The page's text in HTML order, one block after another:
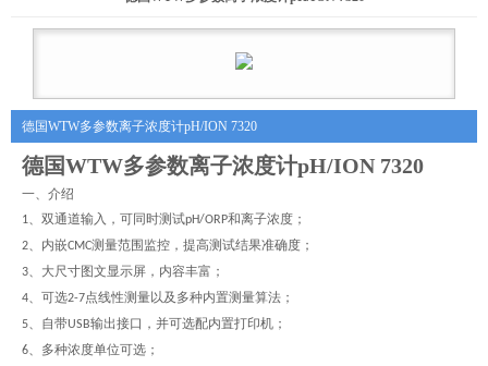
德国WTW多参数离子浓度计pH/ION 7320
德国WTW多参数离子浓度计pH/ION 7320
一、介绍
1 、双通道输入，可同时测试pH/ORP和离子浓度；
2 、内嵌CMC测量范围监控，提高测试结果准确度；
3 、大尺寸图文显示屏，内容丰富；
4 、可选2-7点线性测量以及多种内置测量算法；
5 、自带USB输出接口，并可选配内置打印机；
6 、多种浓度单位可选；